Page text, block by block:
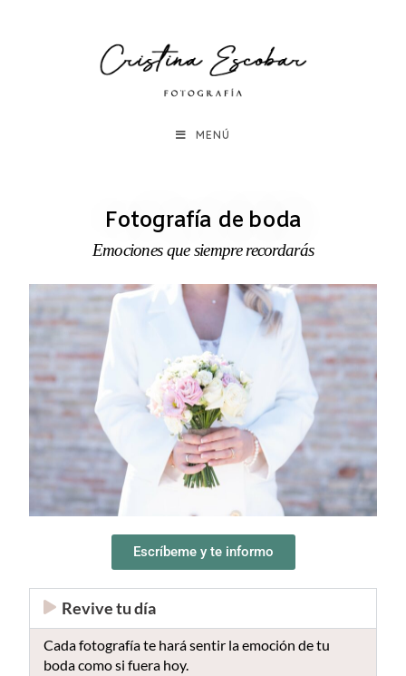
MENÚ
Fotografía de boda
Emociones que siempre recordarás
Escríbeme y te informo
Revive tu día
Cada fotografía te hará sentir la emoción de tu
boda como si fuera hoy.